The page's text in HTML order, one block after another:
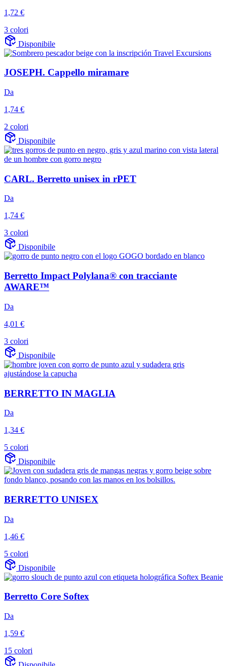
1,72 €
3 colori
Disponibile
JOSEPH. Cappello miramare
Da
1,74 €
2 colori
Disponibile
CARL. Berretto unisex in rPET
Da
1,74 €
3 colori
Disponibile
Berretto Impact Polylana® con tracciante
AWARE™
Da
4,01 €
3 colori
Disponibile
BERRETTO IN MAGLIA
Da
1,34 €
5 colori
Disponibile
BERRETTO UNISEX
Da
1,46 €
5 colori
Disponibile
Berretto Core Softex
Da
1,59 €
15 colori